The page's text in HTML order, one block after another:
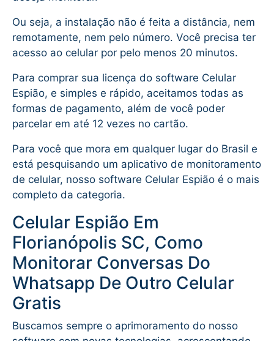
Ou seja, a instalação não é feita a distância, nem
remotamente, nem pelo número. Você precisa ter
acesso ao celular por pelo menos 20 minutos.
Para comprar sua licença do software Celular
Espião, e simples e rápido, aceitamos todas as
formas de pagamento, além de você poder
parcelar em até 12 vezes no cartão.
Para você que mora em qualquer lugar do Brasil e
está pesquisando um aplicativo de monitoramento
de celular, nosso software Celular Espião é o mais
completo da categoria.
Celular Espião Em
Florianópolis SC, Como
Monitorar Conversas Do
Whatsapp De Outro Celular
Gratis
Buscamos sempre o aprimoramento do nosso